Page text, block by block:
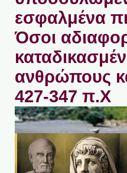
εσφαλμένα
Όσοι
ανθρώπους
427-347 π.Χ